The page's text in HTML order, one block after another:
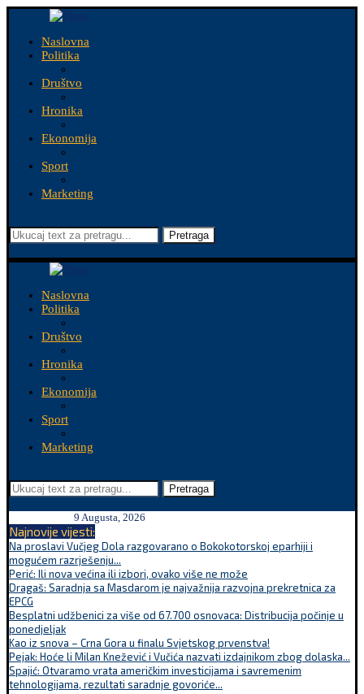
Naslovna
Politika
Društvo
Hronika
Ekonomija
Sport
Marketing
Pretraga
Naslovna
Politika
Društvo
Hronika
Ekonomija
Sport
Marketing
Pretraga
9 Augusta, 2026
Najnovije vijesti:
Na proslavi Vučjeg Dola razgovarano o Bokokotorskoj eparhiji i
mogućem razrješenju...
Perić: Ili nova većina ili izbori, ovako više ne može
Dragaš: Saradnja sa Masdarom je najvažnija razvojna prekretnica za
EPCG
Besplatni udžbenici za više od 67.700 osnovaca: Distribucija počinje u
ponedjeljak
Kao iz snova – Crna Gora u finalu Svjetskog prvenstva!
Pejak: Hoće li Milan Knežević i Vučića nazvati izdajnikom zbog dolaska...
Spajić: Otvaramo vrata američkim investicijama i savremenim
tehnologijama, rezultati saradnje govoriće...